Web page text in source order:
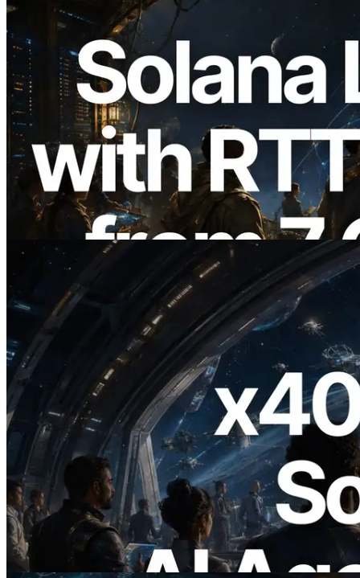
2026.08.05
ERPC расширяет Solana Leader Slot
API измерением ping из 7 глобальных
регионов — также запущен Validators
Information API
2026.07.04
ERPC запускает Solana RPC с
поддержкой x402 — Эпоха, в которой
AI-агенты платят за нужные API по
требованию
Читать статью